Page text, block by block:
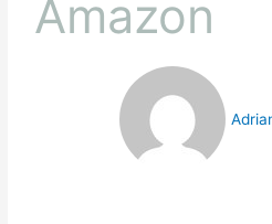
Amazon